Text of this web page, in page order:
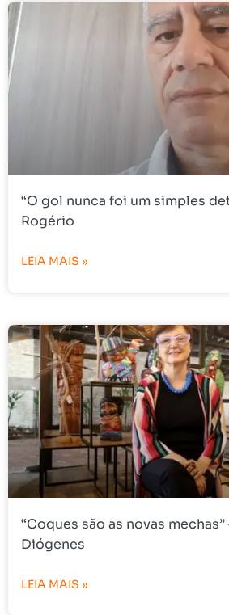
“O gol nunca foi um simples
Rogério
LEIA MAIS »
“Coques são as novas
Diógenes
LEIA MAIS »